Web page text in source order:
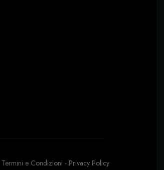
Termini e Condizioni - Privacy Policy